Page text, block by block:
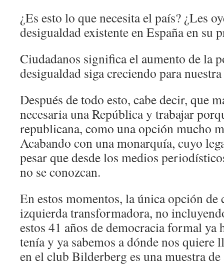
¿Es esto lo que necesita el país? ¿Les
desigualdad existente en España en su
Ciudadanos significa el aumento de la
desigualdad siga creciendo para
Después de todo esto, cabe decir, que
necesaria una República y trabajar
republicana, como una opción mucho
Acabando con una monarquía, cuyo
pesar que desde los medios
no se conozcan.
En estos momentos, la única opción de
izquierda transformadora, no
estos 41 años de democracia formal ya
tenía y ya sabemos a dónde nos quiere
en el club Bilderberg es una muestra